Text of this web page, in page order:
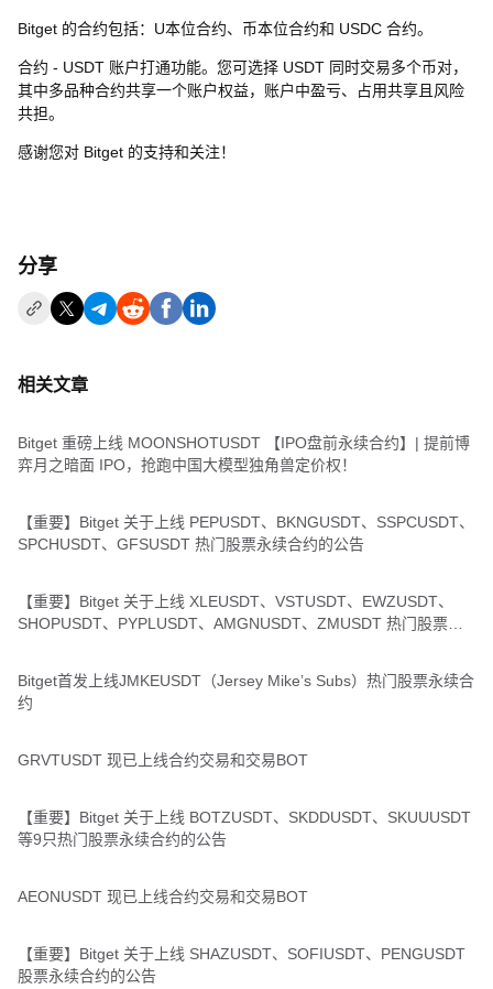
Bitget 的合约包括：U本位合约、币本位合约和 USDC 合约。
合约 - USDT 账户打通功能。您可选择 USDT 同时交易多个币对，
其中多品种合约共享一个账户权益，账户中盈亏、占用共享且风险
共担。
感谢您对 Bitget 的支持和关注！
分享
相关文章
Bitget 重磅上线 MOONSHOTUSDT 【IPO盘前永续合约】| 提前博
弈月之暗面 IPO，抢跑中国大模型独角兽定价权！
【重要】Bitget 关于上线 PEPUSDT、BKNGUSDT、SSPCUSDT、
SPCHUSDT、GFSUSDT 热门股票永续合约的公告
【重要】Bitget 关于上线 XLEUSDT、VSTUSDT、EWZUSDT、
SHOPUSDT、PYPLUSDT、AMGNUSDT、ZMUSDT 热门股票永
Bitget首发上线JMKEUSDT（Jersey Mike’s Subs）热门股票永续合
约
GRVTUSDT 现已上线合约交易和交易BOT
【重要】Bitget 关于上线 BOTZUSDT、SKDDUSDT、SKUUUSDT
等9只热门股票永续合约的公告
AEONUSDT 现已上线合约交易和交易BOT
【重要】Bitget 关于上线 SHAZUSDT、SOFIUSDT、PENGUSDT
股票永续合约的公告